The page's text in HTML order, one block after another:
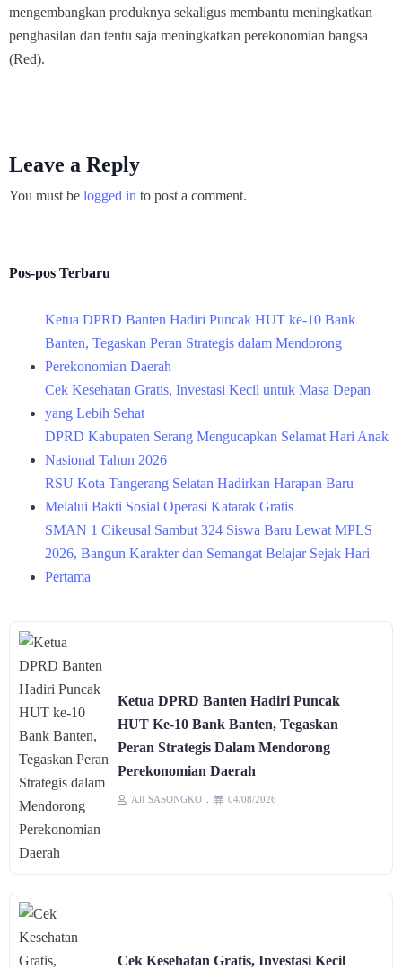
mengembangkan produknya sekaligus membantu meningkatkan
penghasilan dan tentu saja meningkatkan perekonomian bangsa
(Red).
Leave a Reply
You must be logged in to post a comment.
Pos-pos Terbaru
Ketua DPRD Banten Hadiri Puncak HUT ke-10 Bank
Banten, Tegaskan Peran Strategis dalam Mendorong
Perekonomian Daerah
Cek Kesehatan Gratis, Investasi Kecil untuk Masa Depan
yang Lebih Sehat
DPRD Kabupaten Serang Mengucapkan Selamat Hari Anak
Nasional Tahun 2026
RSU Kota Tangerang Selatan Hadirkan Harapan Baru
Melalui Bakti Sosial Operasi Katarak Gratis
SMAN 1 Cikeusal Sambut 324 Siswa Baru Lewat MPLS
2026, Bangun Karakter dan Semangat Belajar Sejak Hari
Pertama
Ketua DPRD Banten Hadiri Puncak
HUT Ke-10 Bank Banten, Tegaskan
Peran Strategis Dalam Mendorong
Perekonomian Daerah
AJI SASONGKO 04/08/2026
Cek Kesehatan Gratis, Investasi Kecil